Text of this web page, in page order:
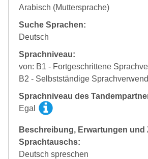
Arabisch (Muttersprache)
Suche Sprachen:
Deutsch
Sprachniveau:
von: B1 - Fortgeschrittene
B2 - Selbstständige
Sprachniveau des
Egal
Beschreibung, Erwartungen und
Sprachtauschs:
Deutsch spreschen